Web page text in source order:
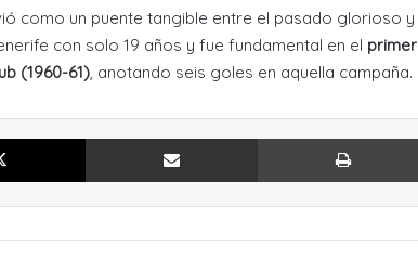
como un puente tangible entre el pasado glorioso y
con solo 19 años y fue fundamental en el primer
(1960-61), anotando seis goles en aquella campaña.
X Compartir por Email